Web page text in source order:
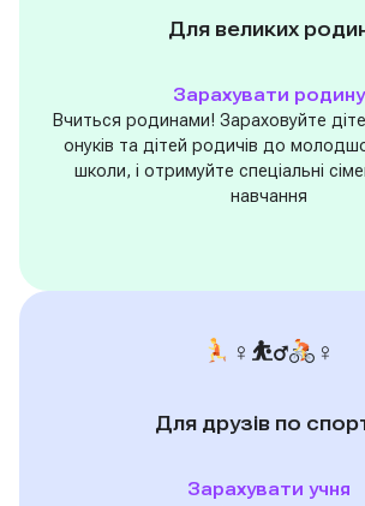
Для великих
Зарахувати родину
Вчиться родинами! Зараховуйте
онуків та дітей родичів до
школи, і отримуйте спеціальні
навчання
‍♀⛹‍♂ ‍♀
Для друзів по
Зарахувати учня